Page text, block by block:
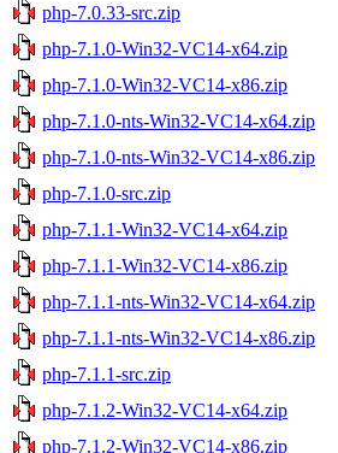
php-7.0.33-src.zip
php-7.1.0-Win32-VC14-x64.zip
php-7.1.0-Win32-VC14-x86.zip
php-7.1.0-nts-Win32-VC14-x64.zip
php-7.1.0-nts-Win32-VC14-x86.zip
php-7.1.0-src.zip
php-7.1.1-Win32-VC14-x64.zip
php-7.1.1-Win32-VC14-x86.zip
php-7.1.1-nts-Win32-VC14-x64.zip
php-7.1.1-nts-Win32-VC14-x86.zip
php-7.1.1-src.zip
php-7.1.2-Win32-VC14-x64.zip
php-7.1.2-Win32-VC14-x86.zip